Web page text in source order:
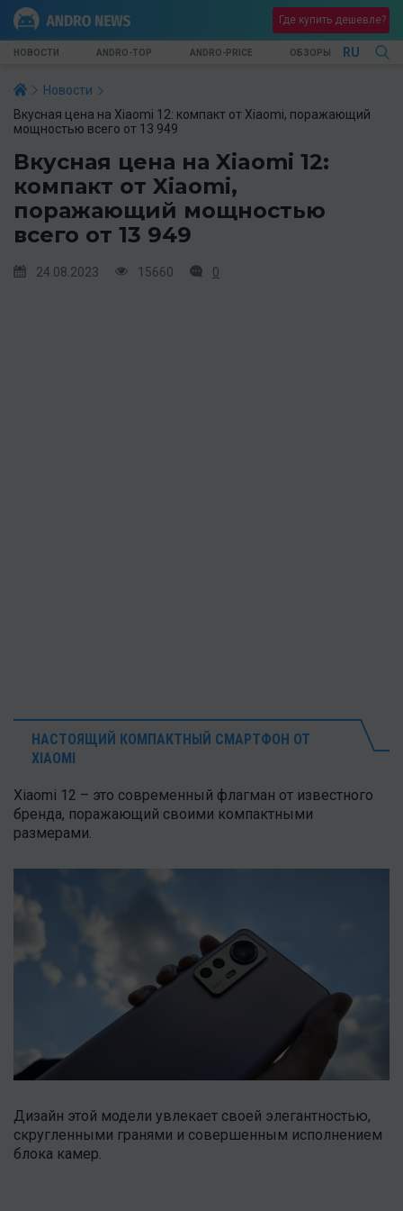
Где купить дешевле?
НОВОСТИ ANDRO-TOP ANDRO-PRICE ОБЗОРЫ RU
Новости
Вкусная цена на Xiaomi 12: компакт от Xiaomi, поражающий
мощностью всего от 13 949
Вкусная цена на Xiaomi 12:
компакт от Xiaomi,
поражающий мощностью
всего от 13 949
24.08.2023 15660 0
НАСТОЯЩИЙ КОМПАКТНЫЙ СМАРТФОН ОТ
XIAOMI
Xiaomi 12 – это современный флагман от известного
бренда, поражающий своими компактными
размерами.
Дизайн этой модели увлекает своей элегантностью,
скругленными гранями и совершенным исполнением
блока камер.